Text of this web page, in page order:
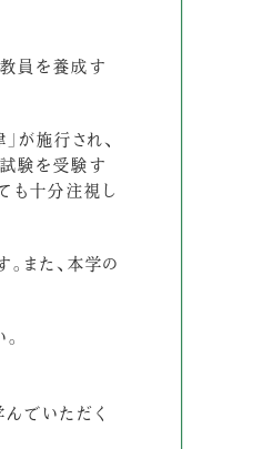
員を養成す
施行され、
験を受験す
も十分注視し
また、本学の
でいただく